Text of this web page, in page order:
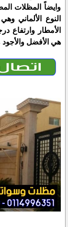
النوع الألماني
الأمطار وارتفاع
هي الأفضل والأجود